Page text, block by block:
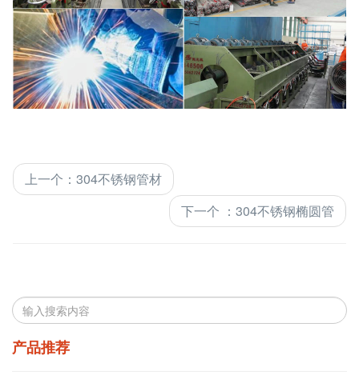
上一个 ： 304不锈钢管材
下一个 ： 304不锈钢椭圆管
产品推荐